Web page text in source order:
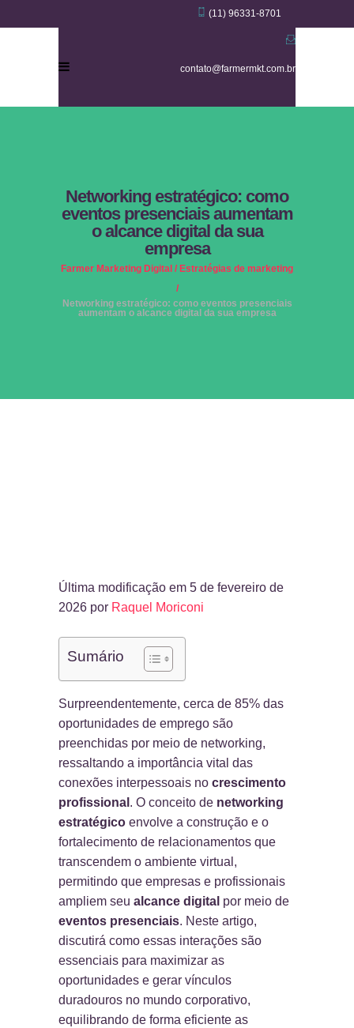
(11) 96331-8701
contato@farmermkt.com.br
Networking estratégico: como
eventos presenciais aumentam
o alcance digital da sua
empresa
Farmer Marketing Digital / Estratégias de marketing
/
Networking estratégico: como eventos presenciais
aumentam o alcance digital da sua empresa
Última modificação em 5 de fevereiro de
2026 por Raquel Moriconi
Sumário
Surpreendentemente, cerca de 85% das
oportunidades de emprego são
preenchidas por meio de networking,
ressaltando a importância vital das
conexões interpessoais no crescimento
profissional . O conceito de networking
estratégico envolve a construção e o
fortalecimento de relacionamentos que
transcendem o ambiente virtual,
permitindo que empresas e profissionais
ampliem seu alcance digital por meio de
eventos presenciais. Neste artigo,
discutirá como essas interações são
essenciais para maximizar as
oportunidades e gerar vínculos
duradouros no mundo corporativo,
equilibrando de forma eficiente as